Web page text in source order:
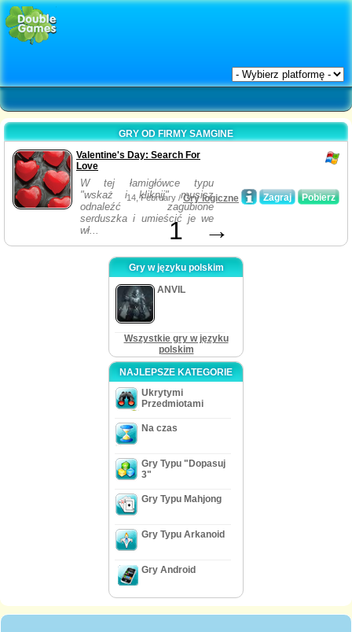
GRY OD FIRMY SAMGINE
Valentine's Day: Search For
Love
W tej łamigłówce typu
"wskaż i kliknij" musisz
odnaleźć zagubione
serduszka i umieścić je we
wł...
Pobierz
Zagraj
14, February /Gry logiczne
1 →
Gry w języku polskim
ANVIL
Wszystkie gry w języku
polskim
NAJLEPSZE KATEGORIE
Ukrytymi
Przedmiotami
Na czas
Gry Typu "Dopasuj
3"
Gry Typu Mahjong
Gry Typu Arkanoid
Gry Android